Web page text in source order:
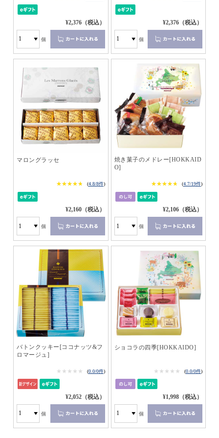
¥2,376（税込）
個
¥2,376（税込）
個
マロングラッセ
★★★★★
★★★★★ (4.8/8件)
¥2,160（税込）
個
焼き菓子のメドレー[HOKKAID
O]
★★★★★
★★★★★ (4.7/19件)
¥2,106（税込）
個
バトンクッキー[ココナッツ&フ
ロマージュ]
★★★★★
★★★★★ (0.0/0件)
¥2,052（税込）
個
ショコラの四季[HOKKAIDO]
★★★★★
★★★★★ (0.0/0件)
¥1,998（税込）
個